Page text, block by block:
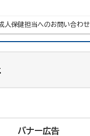
人保健担当へのお問い合わせ
バナー広告